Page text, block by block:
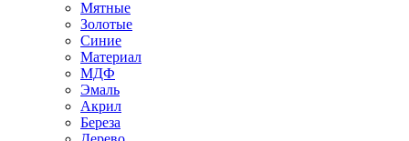
Мятные
Золотые
Синие
Материал
МДФ
Эмаль
Акрил
Береза